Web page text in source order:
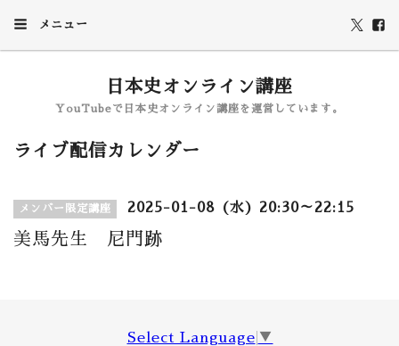
メニュー
日本史オンライン講座
YouTubeで日本史オンライン講座を運営しています。
ライブ配信カレンダー
メンバー限定講座 2025-01-08 (水) 20:30～22:15
美馬先生 尼門跡
Select Language ▼